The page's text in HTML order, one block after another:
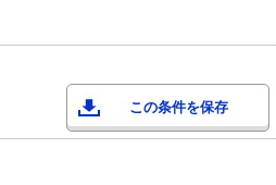
この条件を保存